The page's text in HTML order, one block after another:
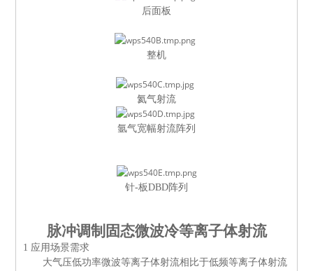
后面板
整机
氦气射流
氩气宽幅射流阵列
针-板DBD阵列
脉冲调制固态微波冷等离子体射流
1 应用场景需求
大气压低功率微波等离子体射流相比于低频等离子体射流